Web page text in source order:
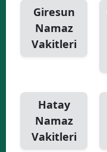
Giresun
Namaz
Vakitleri
Hatay
Namaz
Vakitleri